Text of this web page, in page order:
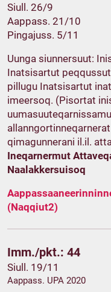
Siull. 26/9
Aappass. 21/10
Pingajuss. 5/11
Uunga siunnersuut:
Inatsisartut
pillugu Inatsisartut
imeersoq. (Pisortat
qimagunnerani il.il.
Ineqarnermut
Naalakkersuisoq
(Naqqiut2)
Imm./pkt.: 44
Siull. 19/11
Aappass. UPA 2020